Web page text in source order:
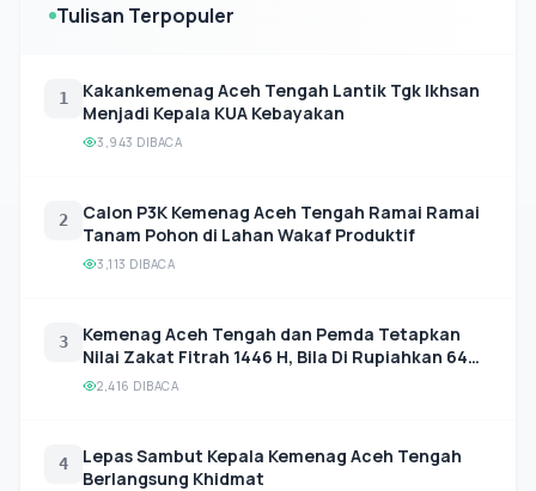
Tulisan Terpopuler
1
Kakankemenag Aceh Tengah Lantik Tgk Ikhsan
Menjadi Kepala KUA Kebayakan
3,943 DIBACA
2
Calon P3K Kemenag Aceh Tengah Ramai Ramai
Tanam Pohon di Lahan Wakaf Produktif
3,113 DIBACA
3
Kemenag Aceh Tengah dan Pemda Tetapkan
Nilai Zakat Fitrah 1446 H, Bila Di Rupiahkan 64
Ribu
2,416 DIBACA
4
Lepas Sambut Kepala Kemenag Aceh Tengah
Berlangsung Khidmat